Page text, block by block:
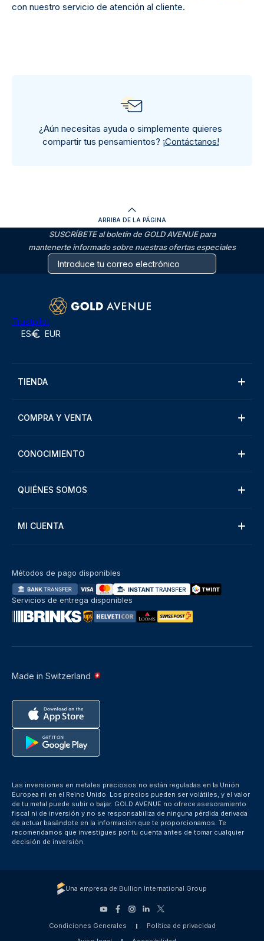
con nuestro servicio de atención al cliente.
¿Aún necesitas ayuda o simplemente quieres
compartir tus pensamientos? ¡Contáctanos!
ARRIBA DE LA PÁGINA
SUSCRÍBETE al boletín de GOLD AVENUE para
mantenerte informado sobre nuestras ofertas especiales
Trustpilot
ES EUR
TIENDA
COMPRA Y VENTA
CONOCIMIENTO
QUIÉNES SOMOS
MI CUENTA
Made in Switzerland
Métodos de pago disponibles
Servicios de entrega disponibles
Las inversiones en metales preciosos no están reguladas en la Unión
Europea ni en el Reino Unido. Los precios pueden ser volátiles, y el valor
de tu metal puede subir o bajar. GOLD AVENUE no ofrece asesoramiento
fiscal ni de inversión y no se responsabiliza de ninguna pérdida derivada
de actuar basándote en la información que te proporcionamos. Te
recomendamos que investigues por tu cuenta antes de tomar cualquier
decisión de inversión.
Una empresa de Bullion International Group
Condiciones Generales
Política de privacidad